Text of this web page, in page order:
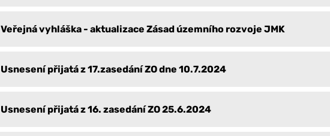
Veřejná vyhláška - aktualizace Zásad územního rozvoje JMK
Usnesení přijatá z 17.zasedání ZO dne 10.7.2024
Usnesení přijatá z 16. zasedání ZO 25.6.2024